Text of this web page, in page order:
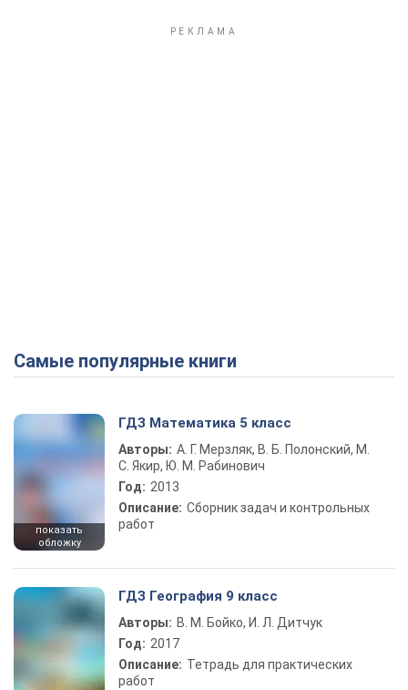
Самые популярные книги
показать
обложку
ГДЗ Математика 5 класс
Авторы: А. Г. Мерзляк, В. Б. Полонский, М.
С. Якир, Ю. М. Рабинович
Год: 2013
Описание: Сборник задач и контрольных
работ
ГДЗ География 9 класс
Авторы: В. М. Бойко, И. Л. Дитчук
Год: 2017
Описание: Тетрадь для практических
работ